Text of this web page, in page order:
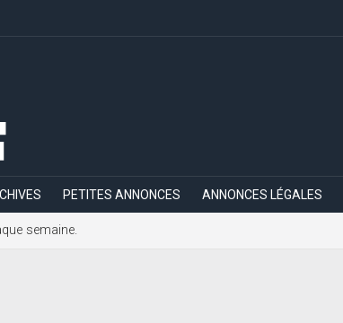
PETITES ANNONCES ANNONCES LÉGALES
semaine.